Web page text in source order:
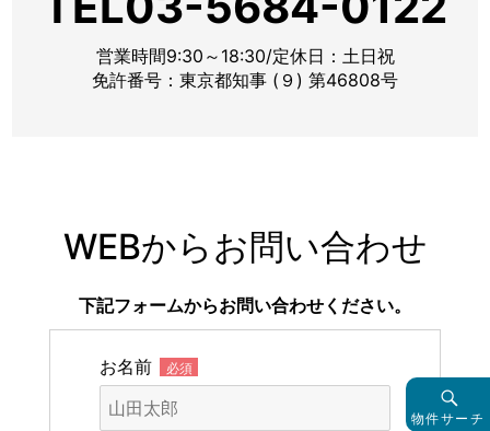
営業時間9:30～18:30/定休日：土日祝
免許番号：東京都知事 (９) 第46808号
WEBからお問い合わせ
下記フォームからお問い合わせください。
お名前 必須
物件サーチ